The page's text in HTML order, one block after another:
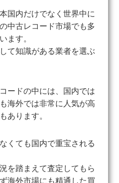
国内だけでなく世界中に
中古レコード市場でも多
ます。
て知識がある業者を選ぶ
ードの中には、国内では
海外では非常に人気が高
あります。
くても国内で重宝される
を踏まえて査定してもら
海外市場にも精通した買